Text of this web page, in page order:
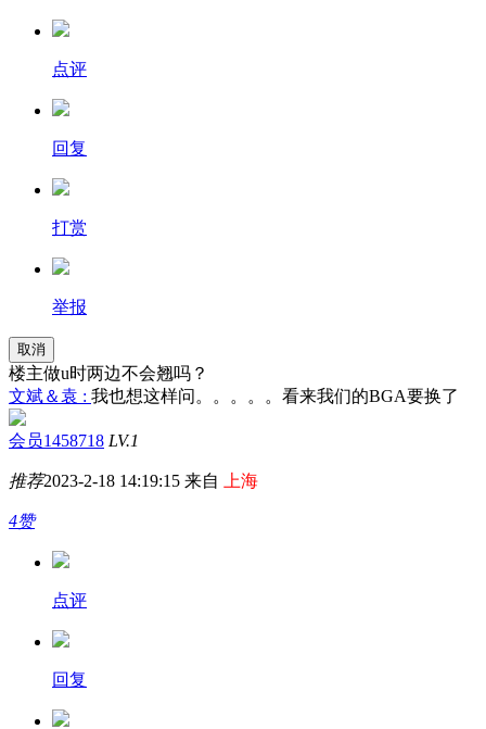
点评
回复
打赏
举报
取消
楼主做u时两边不会翘吗？
文斌＆袁 : 我也想这样问。。。。。看来我们的BGA要换了
会员1458718 LV.1
推荐2023-2-18 14:19:15 来自 上海
4赞
点评
回复